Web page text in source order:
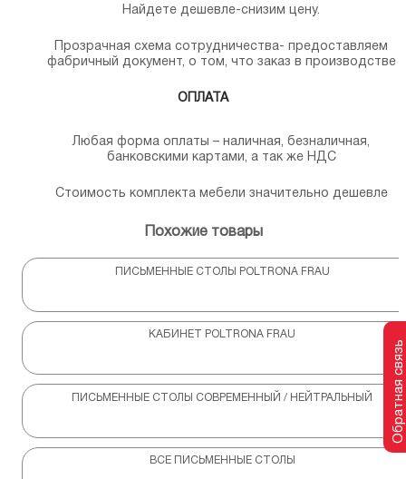
Найдете дешевле-снизим цену.
Прозрачная схема сотрудничества- предоставляем
фабричный документ, о том, что заказ в производстве
ОПЛАТА
Любая форма оплаты – наличная, безналичная,
банковскими картами, а так же НДС
Стоимость комплекта мебели значительно дешевле
Похожие товары
ПИСЬМЕННЫЕ СТОЛЫ POLTRONA FRAU
КАБИНЕТ POLTRONA FRAU
ПИСЬМЕННЫЕ СТОЛЫ СОВРЕМЕННЫЙ / НЕЙТРАЛЬНЫЙ
ВСЕ ПИСЬМЕННЫЕ СТОЛЫ
Обратная связь